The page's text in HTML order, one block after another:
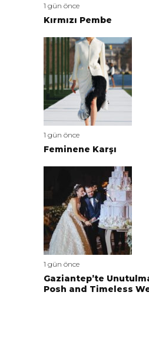
1 gün önce
Kırmızı Pembe
1 gün önce
Feminene Karşı
1 gün önce
Gaziantep’te
Posh and Timeless